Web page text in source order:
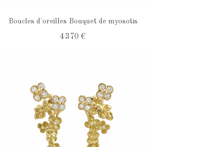
Boucles d'oreilles Bouquet de myosotis
4 370 €